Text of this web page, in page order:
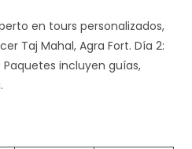
en tours personalizados,
Taj Mahal, Agra Fort. Día 2:
Paquetes incluyen guías,